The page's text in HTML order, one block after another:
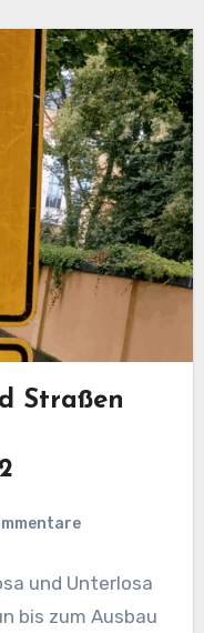
Straßen
und Unterlosa
bis zum Ausbau